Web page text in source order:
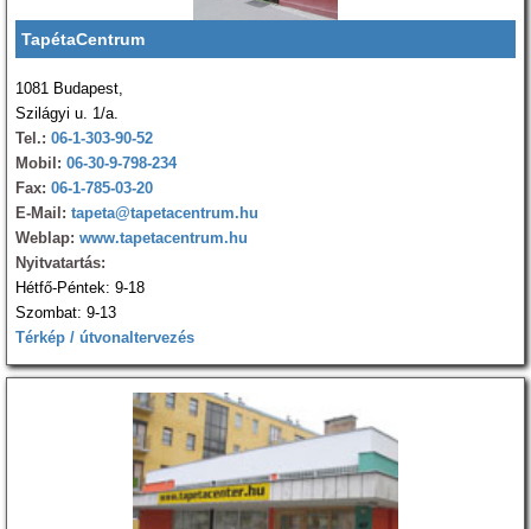
TapétaCentrum
1081 Budapest,
Szilágyi u. 1/a.
Tel.: 06-1-303-90-52
Mobil: 06-30-9-798-234
Fax: 06-1-785-03-20
E-Mail: tapeta@tapetacentrum.hu
Weblap: www.tapetacentrum.hu
Nyitvatartás:
Hétfő-Péntek: 9-18
Szombat: 9-13
Térkép / útvonaltervezés